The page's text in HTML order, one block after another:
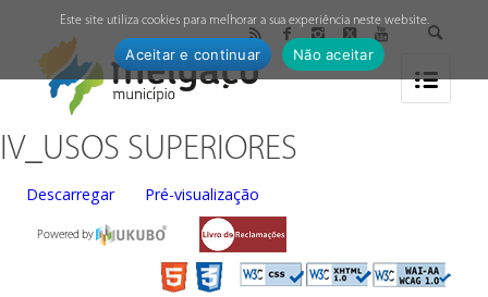
IV_USOS SUPERIORES
Descarregar Pré-visualização
Powered by
Este site utiliza cookies para melhorar a sua experiência neste website.
Aceitar e continuar Não aceitar